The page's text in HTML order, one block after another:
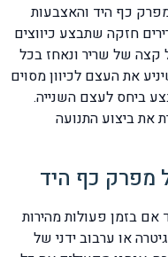
כף היד והאצבעות
חזקה שתבצע כיווצים
קצה של שריר ונאחז בכל
את העצם לכיוון מסוים
ביחס לעצם השנייה.
את ביצוע התנועה
מפרק כף היד
בזמן פעולות מהירות
או ערבוב ידני של